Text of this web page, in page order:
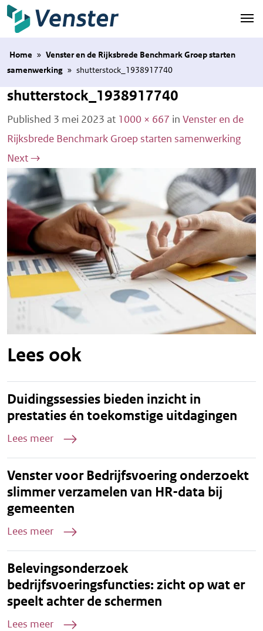
Naar hoofdinhoud
Home » Venster en de Rijksbrede Benchmark Groep starten
samenwerking » shutterstock_1938917740
shutterstock_1938917740
Published 3 mei 2023 at 1000 × 667 in Venster en de
Rijksbrede Benchmark Groep starten samenwerking
Next→
Lees ook
Duidingssessies bieden inzicht in
prestaties én toekomstige uitdagingen
Lees meer
Venster voor Bedrijfsvoering onderzoekt
slimmer verzamelen van HR-data bij
gemeenten
Lees meer
Belevingsonderzoek
bedrijfsvoeringsfuncties: zicht op wat er
speelt achter de schermen
Lees meer